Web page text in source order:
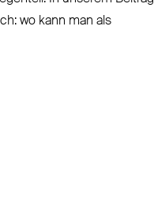
wo kann man als